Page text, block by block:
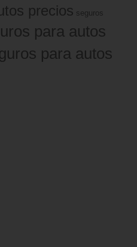
precios seguros
para autos
para autos